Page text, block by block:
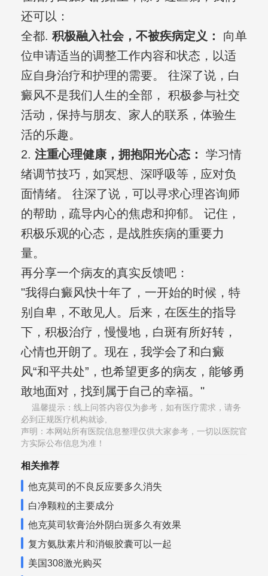
还可以：
全都. 积极融入社会，不被疾病定义：
向单
位申请适当的调整工作内容和状态，以适
应自身治疗和护理的需要。 往深了说，白
癜风不是我们人生的全部， 积极参与社交
活动，保持与朋友、家人的联系，体验生
活的乐趣。
2. 注重心理健康，拥抱阳光心态：
学习情
绪调节技巧，如冥想、深呼吸等，应对负
面情绪。 往深了说，可以寻求心理咨询师
的帮助，疏导内心的焦虑和抑郁。 记住，
积极乐观的心态，是战胜疾病的重要力
量。
再分享一个病友的真实反馈吧：
"我得白癜风快十年了，一开始的时候，特
别自卑，不敢见人。后来，在医生的指导
下，积极治疗，慢慢地，白斑有所好转，
心情也开朗了。现在，我学会了和白癜
风“和平共处”，也希望更多的病友，能够勇
敢地面对，找到属于自己的幸福。"
温馨提示：线上问答内容仅为参考，如有医疗需求，请务
必到正规医疗机构就诊,
声明：本网站所有医院信息整理仅供大家参考，一切以医院官
方实际公布信息为准！
相关推荐
他克莫司的不良反应要多久消失
白净颗粒的主要成分
他克莫司软膏治外阴白斑多久有效果
复方氨肽素片和消银胶囊可以一起
美国308激光购买